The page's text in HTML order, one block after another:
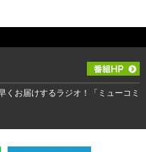
くお届けするラジオ！「ミューコミ